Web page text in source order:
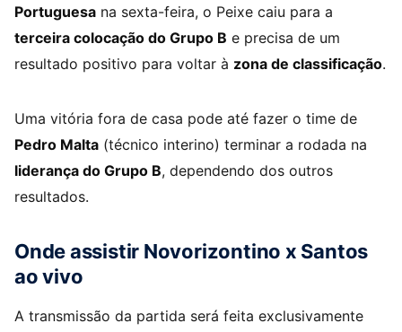
Portuguesa na sexta-feira, o Peixe caiu para a
terceira colocação do Grupo B e precisa de um
resultado positivo para voltar à zona de classificação.
Uma vitória fora de casa pode até fazer o time de
Pedro Malta (técnico interino) terminar a rodada na
liderança do Grupo B, dependendo dos outros
resultados.
Onde assistir Novorizontino x Santos
ao vivo
A transmissão da partida será feita exclusivamente